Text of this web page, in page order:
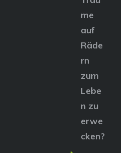
me
auf
Räde
rn
zum
Lebe
n zu
erwe
cken?